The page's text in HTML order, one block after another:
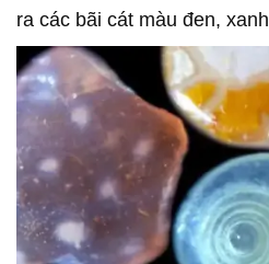
ra các bãi cát màu đen,